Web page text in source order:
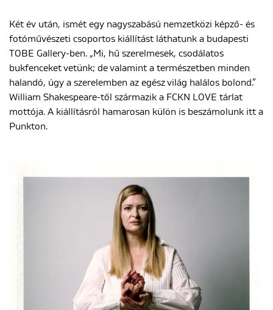
Két év után, ismét egy nagyszabású nemzetközi képző- és
fotóművészeti csoportos kiállítást láthatunk a budapesti
TOBE Gallery-ben. „Mi, hű szerelmesek, csodálatos
bukfenceket vetünk; de valamint a természetben minden
halandó, úgy a szerelemben az egész világ halálos bolond.”
William Shakespeare-től származik a FCKN LOVE tárlat
mottója. A kiállításról hamarosan külön is beszámolunk itt a
Punkton.